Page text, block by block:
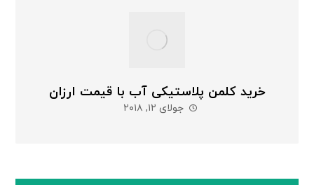
خرید کلمن پلاستیکی آب با قیمت ارزان
جولای ۱۲, ۲۰۱۸